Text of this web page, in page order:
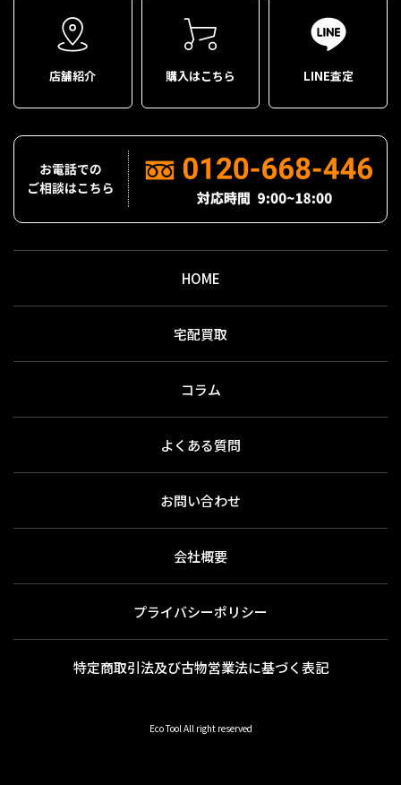
店舗紹介 購入はこちら LINE査定
HOME
宅配買取
コラム
よくある質問
お問い合わせ
会社概要
プライバシーポリシー
特定商取引法及び古物営業法に基づく表記
Eco Tool All right reserved